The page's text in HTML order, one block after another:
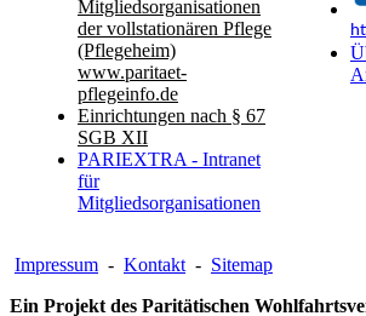
Mitgliedsorganisationen
der vollstationären Pflege
(Pflegeheim)
www.paritaet-
pflegeinfo.de
Einrichtungen nach § 67
SGB XII
PARIEXTRA - Intranet
für
Mitgliedsorganisationen
Impressum - Kontakt - Sitemap
Ein Projekt des Paritätischen